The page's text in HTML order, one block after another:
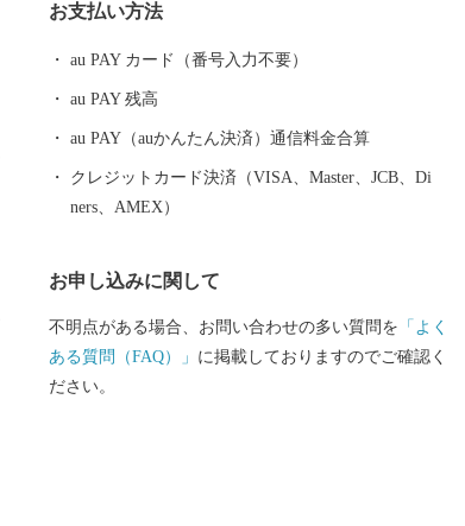
豊かな自然環境は、狩猟を生業としてきた「マタギ」
にも大きく貢献し、現在でも阿仁地区ではマタギ発祥
田市内を走る「秋田内陸縦貫鉄道」は、鷹巣～角館
と、秋田県内陸部を南北に縦貫するローカル線です。
車窓の外にはのどかな田園や雄大な山々が広がり、日
界一の綴子大太鼓や世界遺産登録を目指す伊勢堂岱遺
跡、田舎スイーツ「北あきたバター餅」などがあり、
文化・食・自然など、様々な楽しみ方ができるまちで
お支払い方法
au PAY カード（番号入力不要）
au PAY 残高
au PAY（auかんたん決済）通信料金合算
クレジットカード決済（VISA、Master、JCB、Di
ners、AMEX）
お申し込みに関して
不明点がある場合、お問い合わせの多い質問を 「よく
ある質問（FAQ）」 に掲載しておりますのでご確認く
ださい。